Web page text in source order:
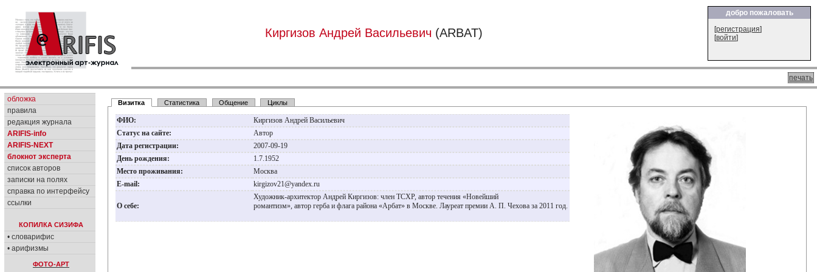
Киргизов Андрей Васильевич (ARBAT)
добро пожаловать
[регистрация]
[войти]
печать
обложка
правила
редакция журнала
ARIFIS-info
ARIFIS-NEXT
блокнот эксперта
список авторов
записки на полях
справка по интерфейсу
ссылки
КОПИЛКА СИЗИФА
• словарифис
• арифизмы
ФОТО-АРТ
Визитка Статистика Общение Циклы
ФИО:
Киргизов Андрей Васильевич
Статус на сайте:
Автор
Дата регистрации:
2007-09-19
День рождения:
1.7.1952
Место проживания:
Москва
E-mail:
kirgizov21@yandex.ru
О себе:
Художник-архитектор Андрей Киргизов: член ТСХР, автор течения «Новейший
романтизм», автор герба и флага района «Арбат» в Москве. Лауреат премии А. П. Чехова за 2011 год.